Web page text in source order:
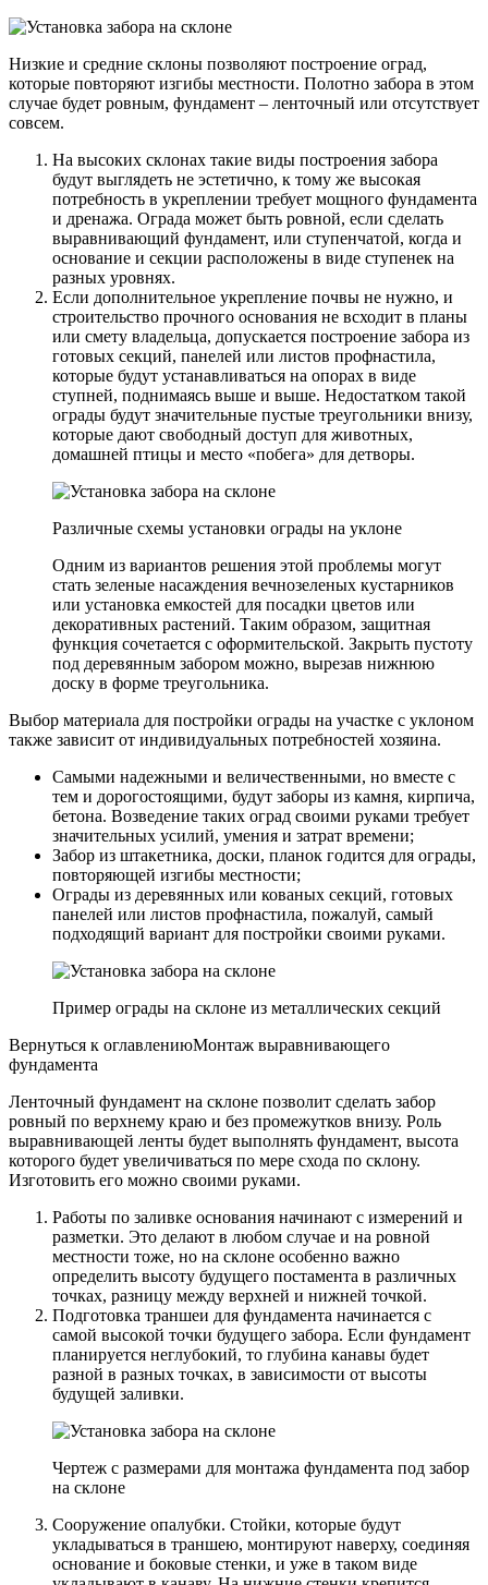
Низкие и средние склоны позволяют построение оград,
которые повторяют изгибы местности. Полотно забора в этом
случае будет ровным, фундамент – ленточный или отсутствует
совсем.
На высоких склонах такие виды построения забора
будут выглядеть не эстетично, к тому же высокая
потребность в укреплении требует мощного фундамента
и дренажа. Ограда может быть ровной, если сделать
выравнивающий фундамент, или ступенчатой, когда и
основание и секции расположены в виде ступенек на
разных уровнях.
Если дополнительное укрепление почвы не нужно, и
строительство прочного основания не всходит в планы
или смету владельца, допускается построение забора из
готовых секций, панелей или листов профнастила,
которые будут устанавливаться на опорах в виде
ступней, поднимаясь выше и выше. Недостатком такой
ограды будут значительные пустые треугольники внизу,
которые дают свободный доступ для животных,
домашней птицы и место «побега» для детворы.
Различные схемы установки ограды на уклоне
Одним из вариантов решения этой проблемы могут
стать зеленые насаждения вечнозеленых кустарников
или установка емкостей для посадки цветов или
декоративных растений. Таким образом, защитная
функция сочетается с оформительской. Закрыть пустоту
под деревянным забором можно, вырезав нижнюю
доску в форме треугольника.
Выбор материала для постройки ограды на участке с уклоном
также зависит от индивидуальных потребностей хозяина.
Самыми надежными и величественными, но вместе с
тем и дорогостоящими, будут заборы из камня, кирпича,
бетона. Возведение таких оград своими руками требует
значительных усилий, умения и затрат времени;
Забор из штакетника, доски, планок годится для ограды,
повторяющей изгибы местности;
Ограды из деревянных или кованых секций, готовых
панелей или листов профнастила, пожалуй, самый
подходящий вариант для постройки своими руками.
Пример ограды на склоне из металлических секций
Вернуться к оглавлениюМонтаж выравнивающего
фундамента
Ленточный фундамент на склоне позволит сделать забор
ровный по верхнему краю и без промежутков внизу. Роль
выравнивающей ленты будет выполнять фундамент, высота
которого будет увеличиваться по мере схода по склону.
Изготовить его можно своими руками.
Работы по заливке основания начинают с измерений и
разметки. Это делают в любом случае и на ровной
местности тоже, но на склоне особенно важно
определить высоту будущего постамента в различных
точках, разницу между верхней и нижней точкой.
Подготовка траншеи для фундамента начинается с
самой высокой точки будущего забора. Если фундамент
планируется неглубокий, то глубина канавы будет
разной в разных точках, в зависимости от высоты
будущей заливки.
Чертеж с размерами для монтажа фундамента под забор
на склоне
Сооружение опалубки. Стойки, которые будут
укладываться в траншею, монтируют наверху, соединяя
основание и боковые стенки, и уже в таком виде